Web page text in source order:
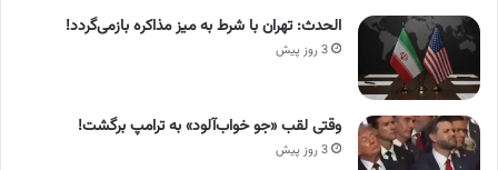
الحدث: تهران با شرط به میز مذاکره بازمی‌گردد!
3 روز پیش
وقتی لقب «جو خواب‌آلود» به ترامپ برگشت!
3 روز پیش